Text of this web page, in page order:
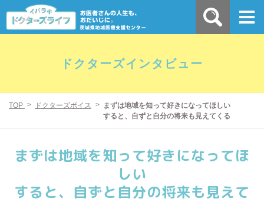
ドクターズインタビュー
TOP ドクターズボイス
まずは地域を知って好きになってほしい
すると、自ずと自分の将来も見えてくる
まずは地域を知って好きになってほ
しい
すると、自ずと自分の将来も見えて